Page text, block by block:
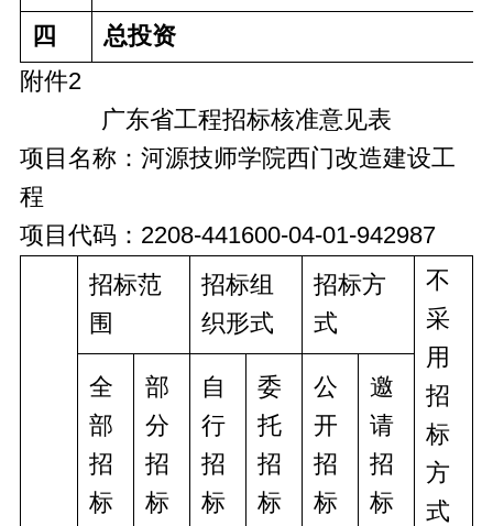
四
总投资
附件2
广东省工程招标核准意见表
项目名称：河源技师学院西门改造建设工
程
项目代码：2208-441600-04-01-942987
招标范
围
招标组
织形式
招标方
式
不
采
用
招
标
方
式
全
部
招
标
部
分
招
标
自
行
招
标
委
托
招
标
公
开
招
标
邀
请
招
标